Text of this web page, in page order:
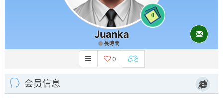
0
Juanka
長時間
0
会员信息